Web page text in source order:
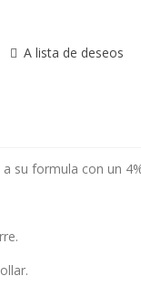
A lista de deseos
su formula con un